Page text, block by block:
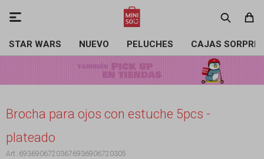
STAR WARS NUEVO PELUCHES CAJAS

Brocha para ojos con estuche 5pcs -
plateado
69369067203676936906720305